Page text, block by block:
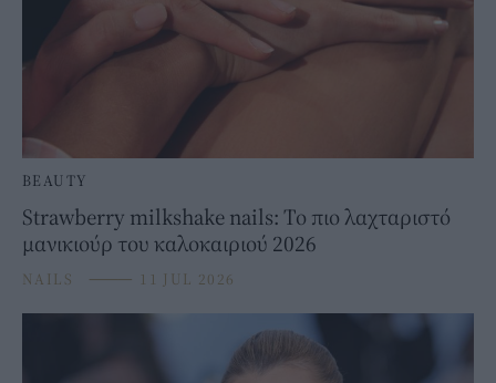
BEAUTY
Strawberry milkshake nails: Το πιο λαχταριστό
μανικιούρ του καλοκαιριού 2026
NAILS ⸻ 11 JUL 2026